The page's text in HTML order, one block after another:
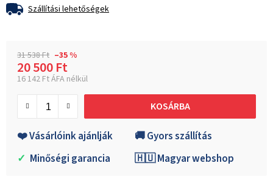
Szállítási lehetőségek
31 538 Ft –35 %
20 500 Ft
16 142 Ft ÁFA nélkül
KOSÁRBA
❤️ Vásárlóink ajánlják
🚚 Gyors szállítás
✓ Minőségi garancia 🇭🇺 Magyar webshop